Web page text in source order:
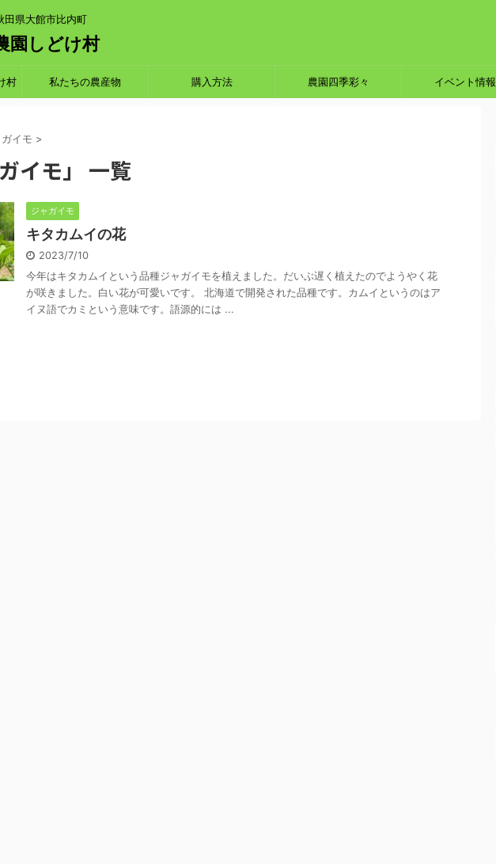
田県大館市比内町
園しどけ村
村 私たちの農産物 購入方法 農園四季彩々 イベント情報
イモ >
ガイモ」 一覧
ジャガイモ
キタカムイの花
2023/7/10
今年はキタカムイという品種ジャガイモを植えました。だいぶ遅く植えたのでようやく花
が咲きました。白い花が可愛いです。 北海道で開発された品種です。カムイというのはア
イヌ語でカミという意味です。語源的には ...